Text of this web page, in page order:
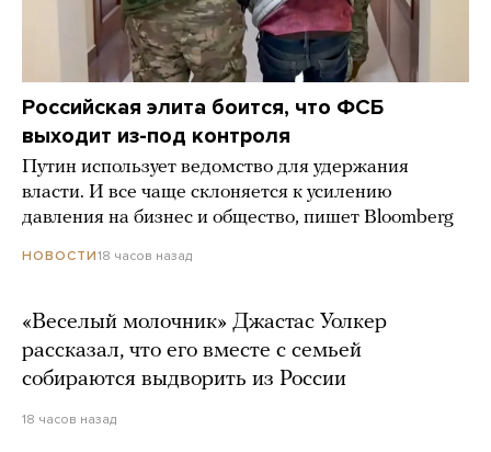
Российская элита боится, что ФСБ
выходит из-под контроля
Путин использует ведомство для удержания
власти. И все чаще склоняется к усилению
давления на бизнес и общество, пишет Bloomberg
НОВОСТИ18 часов назад
«Веселый молочник» Джастас Уолкер
рассказал, что его вместе с семьей
собираются выдворить из России
18 часов назад